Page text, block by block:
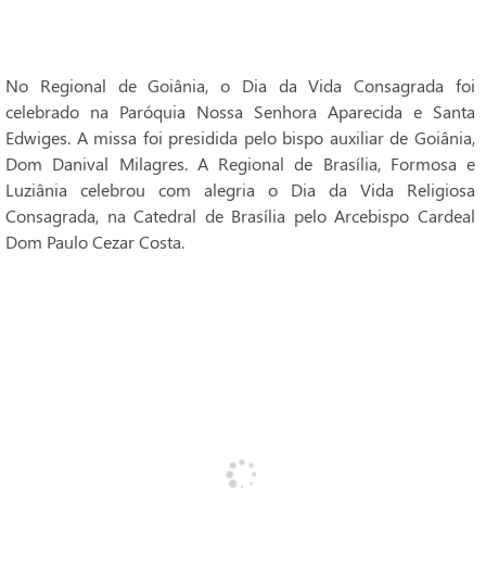
No Regional de Goiânia, o Dia da Vida Consagrada foi
celebrado na Paróquia Nossa Senhora Aparecida e Santa
Edwiges. A missa foi presidida pelo bispo auxiliar de Goiânia,
Dom Danival Milagres. A Regional de Brasília, Formosa e
Luziânia celebrou com alegria o Dia da Vida Religiosa
Consagrada, na Catedral de Brasília pelo Arcebispo Cardeal
Dom Paulo Cezar Costa.